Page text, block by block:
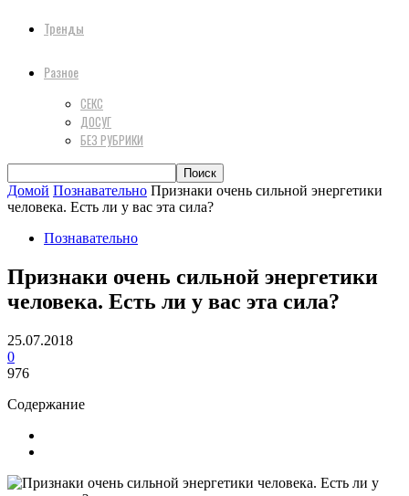
Тренды
Разное
СЕКС
ДОСУГ
БЕЗ РУБРИКИ
Домой Познавательно Признаки очень сильной энергетики
человека. Есть ли у вас эта сила?
Познавательно
Признаки очень сильной энергетики
человека. Есть ли у вас эта сила?
25.07.2018
0
976
Содержание